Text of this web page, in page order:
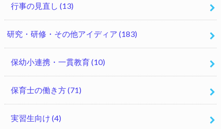
行事の見直し (13)
研究・研修・その他アイディア (183)
保幼小連携・一貫教育(10)
保育士の働き方(71)
実習生向け (4)